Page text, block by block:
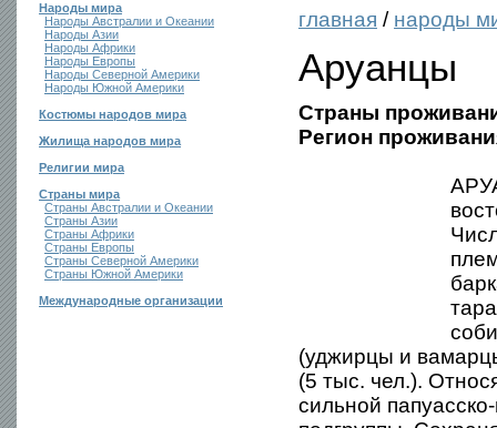
Народы мира
Народы Австралии и Океании
Народы Азии
Народы Африки
Народы Европы
Народы Северной Америки
Народы Южной Америки
Костюмы народов мира
Жилища народов мира
Религии мира
Страны мира
Страны Австралии и Океании
Страны Азии
Страны Африки
Страны Европы
Страны Северной Америки
Страны Южной Америки
Международные организации
главная / народы
Аруанцы
Страны
Регион
(уджирцы и
(5 тыс. чел.).
сильной